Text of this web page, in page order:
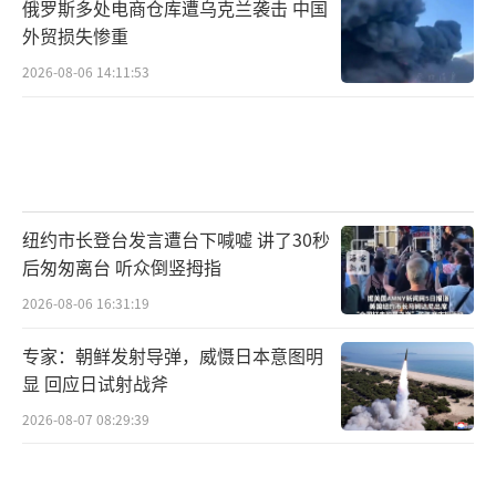
俄罗斯多处电商仓库遭乌克兰袭击 中国
外贸损失惨重
2026-08-06 14:11:53
纽约市长登台发言遭台下喊嘘 讲了30秒
后匆匆离台 听众倒竖拇指
2026-08-06 16:31:19
专家：朝鲜发射导弹，威慑日本意图明
显 回应日试射战斧
2026-08-07 08:29:39